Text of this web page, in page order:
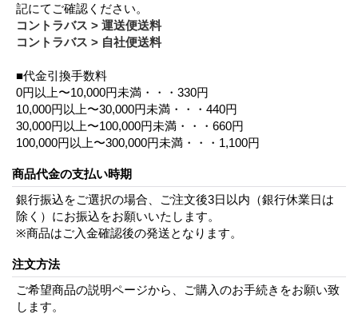
記にてご確認ください。
コントラバス > 運送便送料
コントラバス > 自社便送料
■代金引換手数料
0円以上〜10,000円未満・・・330円
10,000円以上〜30,000円未満・・・440円
30,000円以上〜100,000円未満・・・660円
100,000円以上〜300,000円未満・・・1,100円
商品代金の支払い時期
銀行振込をご選択の場合、ご注文後3日以内（銀行休業日は
除く）にお振込をお願いいたします。
※商品はご入金確認後の発送となります。
注文方法
ご希望商品の説明ページから、ご購入のお手続きをお願い致
します。